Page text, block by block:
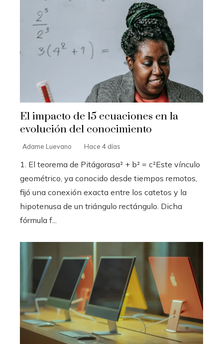
El impacto de 15 ecuaciones en la
evolución del conocimiento
Adame Luevano Hace 4 días
1. El teorema de Pitágorasa² + b² = c²Este vínculo
geométrico, ya conocido desde tiempos remotos,
fijó una conexión exacta entre los catetos y la
hipotenusa de un triángulo rectángulo. Dicha
fórmula f...